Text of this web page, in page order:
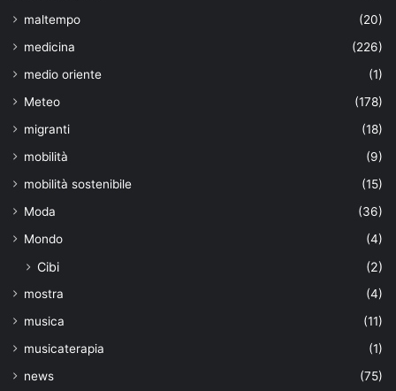
maltempo
(20)
medicina
(226)
medio oriente
(1)
Meteo
(178)
migranti
(18)
mobilità
(9)
mobilità sostenibile
(15)
Moda
(36)
Mondo
(4)
Cibi (2)
mostra
(4)
musica
(11)
musicaterapia
(1)
news
(75)